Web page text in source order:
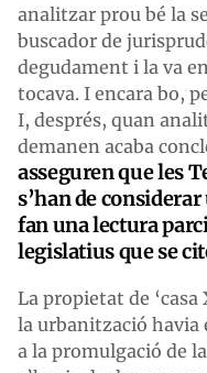
analitzar prou bé la
buscador de
degudament i la va
tocava. I encara bo,
I, després, quan
demanen acaba
asseguren que les
s’han de
fan una lectura
legislatius que se
La propietat de ‘casa
la urbanització
a la promulgació de